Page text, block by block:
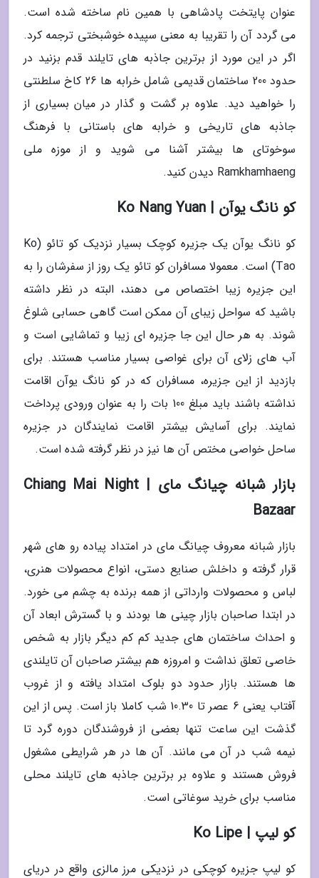
عنوان پایتخت پادشاهی با همین نام ساخته شده است.
می گردد آن را تقریبا به معنی سپیده خوشبختی ترجمه کرد.
اگر در این مورد از برترین جاذبه های تایلند قدم بزنید در
حدود 200 ساختمان قدیمی شامل خرابه ها 26 کاخ سلطنتی
را خواهید دید. علاوه بر گشت و گذار در میان بسیاری از
جاذبه های تاریخی و خرابه های باستانی با فرهنگ
سوخوتای ها بیشتر آشنا می شوید و از موزه ملی
Ramkhamhaeng دیدن کنید.
کو نانگ یوآن | Ko Nang Yuan
کو نانگ یوآن یک جزیره کوچک بسیار نزدیک کو تائو (Ko
Tao) است. معمولا مسافران کو تائو یک روز از سفرشان را به
این جزیره زیبا اختصاص می دهند، البته در نظر داشته
باشید که سواحل زیبای آن ممکن است گاهی حسابی شلوغ
شوند. به هر حال این جا جزیره ای زیبا و تماشایی است و
آب های زلای آن برای غواصی بسیار مناسب هستند. برای
بازدید از این جزیره، مسافران که در کو نانگ یوآن اقامت
نداشته باشند باید مبلغ 100 بات را به عنوان ورودی پرداخت
نمایند. برای آسایش بیشتر اقامت نمایندگان در جزیره
ساحل خواصی مختص آن ها نیز در نظر گرفته شده است.
بازار شبانه چیانگ مای | Chiang Mai Night
Bazaar
بازار شبانه معروف چیانگ مای در امتداد پیاده رو های شهر
قرار گرفته و داخلش صنایع دستی، انواع محصولات هنری،
لباس و محصولات وارداتی از همه برنده به چشم می خورد.
در ابتدا صاحبان بازار چینی ها بودند و با گسترش ابعاد آن
و احداث ساختمان های جدید کم کم دیگر بازار به شخص
خاصی تعلق نداشت و امروزه هم بیشتر صاحبان آن تایلندی
ها هستند. بازار حدود دو بلوک امتداد یافته و از غروب
آفتاب یعنی 6 عصر تا 10.30 شب کاملا باز است. پس از این
گذشت این ساعت تنها بعضی از فروشندگان دوره گرد تا
نیمه شب در آن می مانند. آن ها در هر شرایطی مشغول
فروش هستند و علاوه بر برترین جاذبه های تایلند محلی
مناسب برای خرید سوغاتی است.
کو لیپ | Ko Lipe
کو لیپ جزیره کوچکی در نزدیکی مرز مالزی واقع در دریای